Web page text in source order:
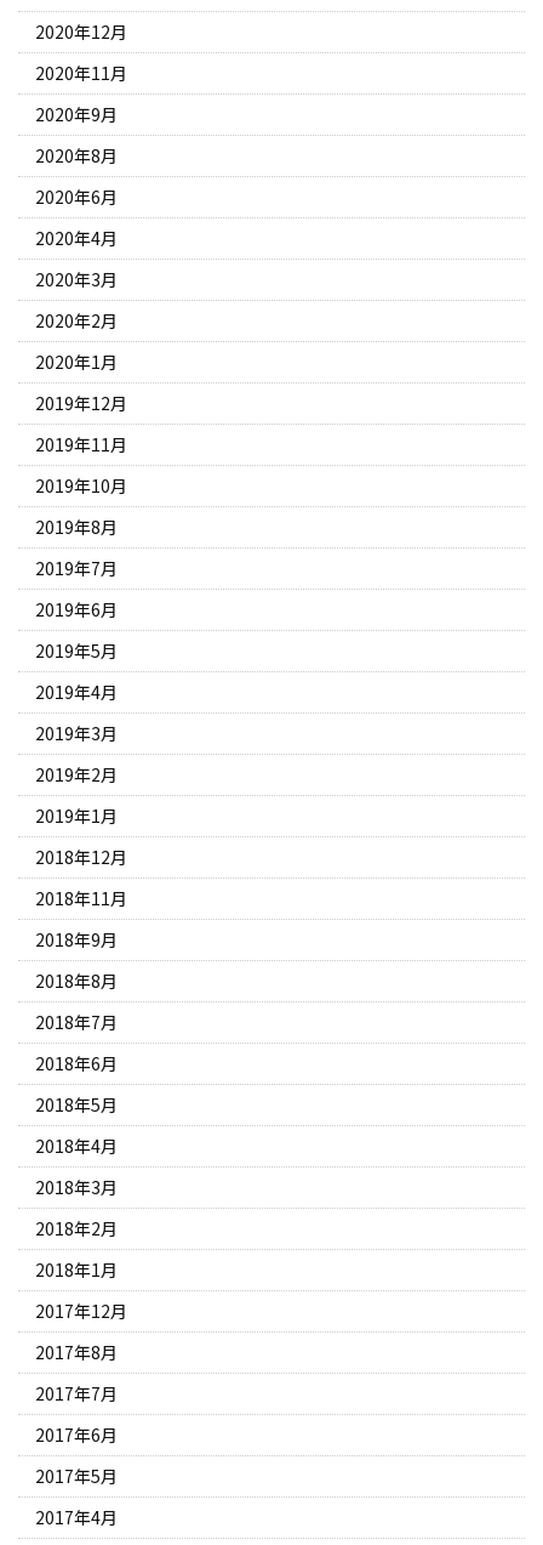
2020年12月
2020年11月
2020年9月
2020年8月
2020年6月
2020年4月
2020年3月
2020年2月
2020年1月
2019年12月
2019年11月
2019年10月
2019年8月
2019年7月
2019年6月
2019年5月
2019年4月
2019年3月
2019年2月
2019年1月
2018年12月
2018年11月
2018年9月
2018年8月
2018年7月
2018年6月
2018年5月
2018年4月
2018年3月
2018年2月
2018年1月
2017年12月
2017年8月
2017年7月
2017年6月
2017年5月
2017年4月